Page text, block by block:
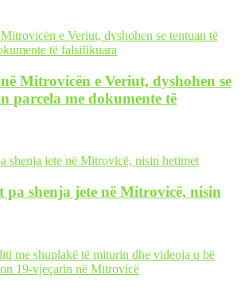
Mitrovicën e Veriut, dyshohen se
parcela me dokumente të
pa shenja jete në Mitrovicë, nisin